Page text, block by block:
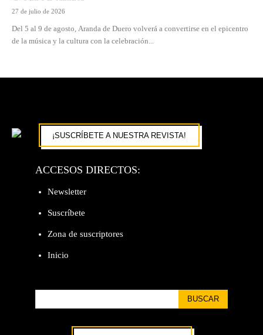
27 de julio de 2026
Del 5 al 9 de agosto, Aranda de Duero volverá a convertirse en el epicentro
de la música y la cultura con la celebración...
¡SUSCRÍBETE A NUESTRA REVISTA!
ACCESOS DIRECTOS:
Newsletter
Suscríbete
Zona de suscriptores
Inicio
BUSCAR